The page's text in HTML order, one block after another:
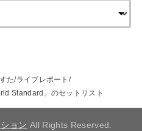
た ライブレポート
Standard」のセットリスト
ョン All Rights Reserved.